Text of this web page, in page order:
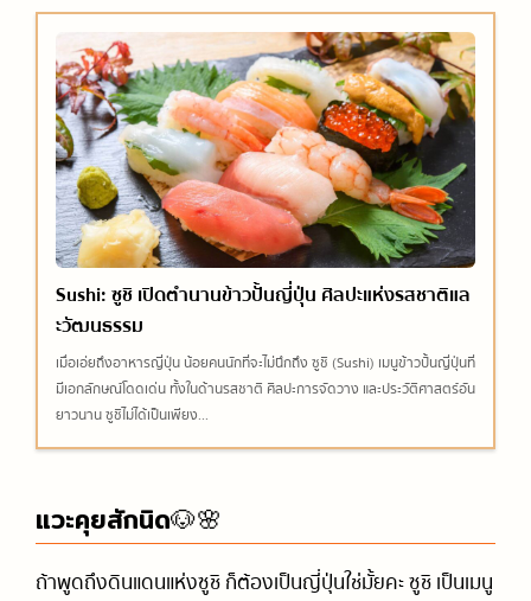
Sushi: ซูชิ เปิดตำนานข้าวปั้นญี่ปุ่น ศิลปะแห่งรสชาติแล
ะวัฒนธรรม
เมื่อเอ่ยถึงอาหารญี่ปุ่น น้อยคนนักที่จะไม่นึกถึง ซูชิ (Sushi) เมนูข้าวปั้นญี่ปุ่นที่
มีเอกลักษณ์โดดเด่น ทั้งในด้านรสชาติ ศิลปะการจัดวาง และประวัติศาสตร์อัน
ยาวนาน ซูชิไม่ได้เป็นเพียง...
แวะคุยสักนิด🐶🌸
ถ้าพูดถึงดินแดนแห่งซูชิ ก็ต้องเป็นญี่ปุ่นใช่มั้ยคะ ซูชิ เป็นเมนู